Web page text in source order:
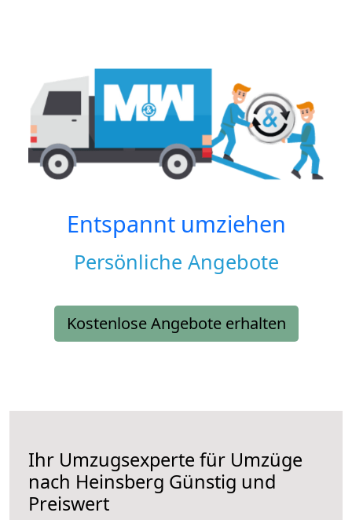
Entspannt umziehen
Persönliche Angebote
Kostenlose Angebote erhalten
Ihr Umzugsexperte für Umzüge
nach Heinsberg Günstig und
Preiswert